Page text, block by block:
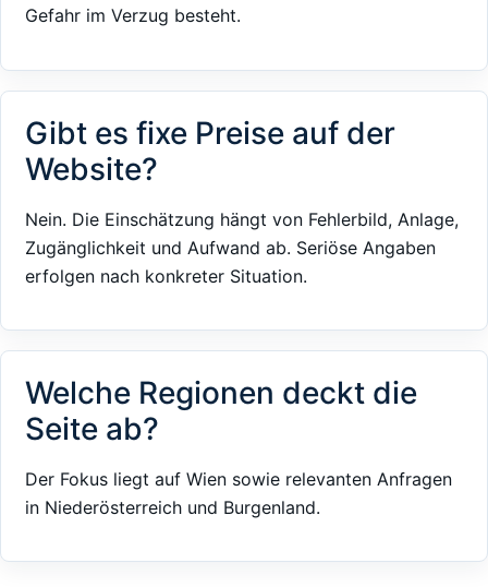
Gefahr im Verzug besteht.
Gibt es fixe Preise auf der
Website?
Nein. Die Einschätzung hängt von Fehlerbild, Anlage,
Zugänglichkeit und Aufwand ab. Seriöse Angaben
erfolgen nach konkreter Situation.
Welche Regionen deckt die
Seite ab?
Der Fokus liegt auf Wien sowie relevanten Anfragen
in Niederösterreich und Burgenland.